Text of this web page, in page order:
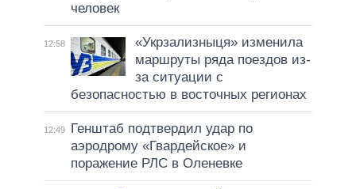
человек
12:58
«Укрзализныця» изменила
маршруты ряда поездов из-
за ситуации с
безопасностью в восточных регионах
12:49
Генштаб подтвердил удар по
аэродрому «Гвардейское» и
поражение РЛС в Оленевке